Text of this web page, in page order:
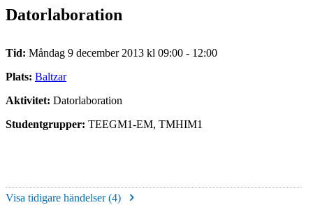
Datorlaboration
Tid: Måndag 9 december 2013 kl 09:00 - 12:00
Plats: Baltzar
Aktivitet: Datorlaboration
Studentgrupper: TEEGM1-EM, TMHIM1
Visa tidigare händelser (4)